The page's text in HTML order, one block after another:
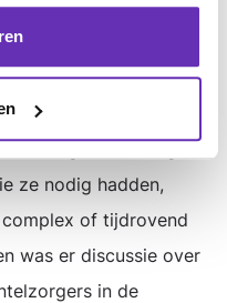
hulp
(31%)
zijn in hoe
aanvragen. Sommige
ze nodig hadden,
of tijdrovend
was er discussie over
in de